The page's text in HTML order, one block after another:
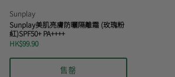
Sunplay
Sunplay美肌亮膚防曬隔離霜 (玫瑰粉
紅)SPF50+ PA++++
HK$99.90
售罄